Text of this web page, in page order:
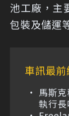
池工廠，主
包裝及儲運
車訊最前
馬斯
執行